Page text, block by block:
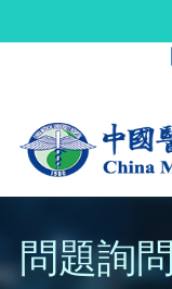
問題詢問